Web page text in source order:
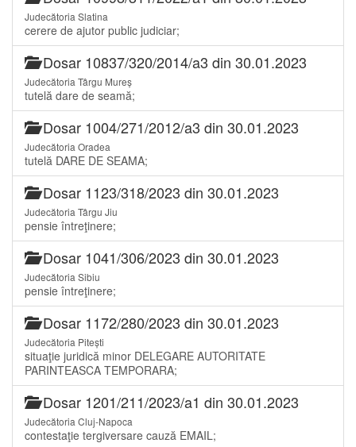
Judecătoria Slatina
cerere de ajutor public judiciar;
Dosar 10837/320/2014/a3 din 30.01.2023
Judecătoria Târgu Mureș
tutelă dare de seamă;
Dosar 1004/271/2012/a3 din 30.01.2023
Judecătoria Oradea
tutelă DARE DE SEAMA;
Dosar 1123/318/2023 din 30.01.2023
Judecătoria Târgu Jiu
pensie întreţinere;
Dosar 1041/306/2023 din 30.01.2023
Judecătoria Sibiu
pensie întreţinere;
Dosar 1172/280/2023 din 30.01.2023
Judecătoria Pitești
situaţie juridică minor DELEGARE AUTORITATE
PARINTEASCA TEMPORARA;
Dosar 1201/211/2023/a1 din 30.01.2023
Judecătoria Cluj-Napoca
contestaţie tergiversare cauză EMAIL;